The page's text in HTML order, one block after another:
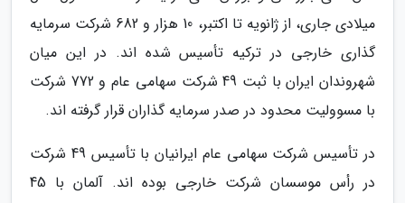
میلادی جاری، از ژانویه تا اکتبر، 10 هزار و 682 شرکت سرمایه
گذاری خارجی در ترکیه تأسیس شده اند. در این میان
شهروندان ایران با ثبت 49 شرکت سهامی عام و 772 شرکت
با مسوولیت محدود در صدر سرمایه گذاران قرار گرفته اند.
در تأسیس شرکت سهامی عام ایرانیان با تأسیس 49 شرکت
در رأس موسسان شرکت خارجی بوده اند. آلمان با 45